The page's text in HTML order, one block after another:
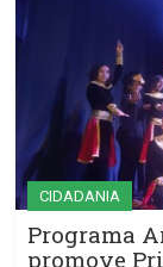
CIDADANIA
Programa
promove